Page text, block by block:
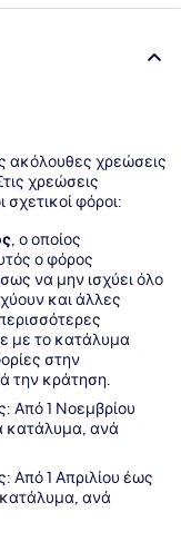
ακόλουθες χρεώσεις
χρεώσεις
σχετικοί φόροι:
, ο οποίος
ο φόρος
να μην ισχύει όλο
και άλλες
με το κατάλυμα
στην
την κράτηση.
Από 1 Νοεμβρίου
κατάλυμα, ανά
Από 1 Απριλίου έως
κατάλυμα, ανά